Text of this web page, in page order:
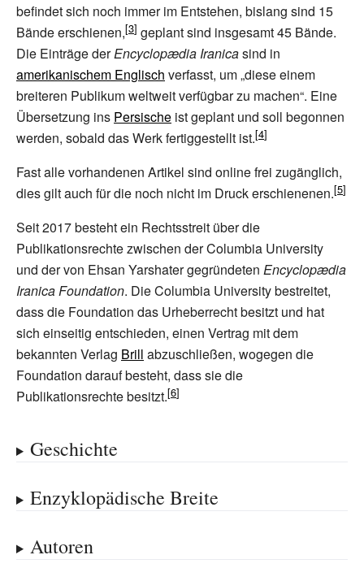
befindet sich noch immer im Entstehen, bislang sind 15
Bände erschienen,
geplant sind insgesamt 45 Bände.
Die Einträge derEncyclopædia Iranicasind in
amerikanischem Englisch verfasst, um „diese einem
breiteren Publikum weltweit verfügbar zu machen“. Eine
Übersetzung ins Persische ist geplant und soll begonnen
werden, sobald das Werk fertiggestellt ist.
Fast alle vorhandenen Artikel sind online frei zugänglich,
dies gilt auch für die noch nicht im Druck erschienenen.
Seit 2017 besteht ein Rechtsstreit über die
Publikationsrechte zwischen der Columbia University
und der von Ehsan Yarshater gegründeten Encyclopædia
Iranica Foundation. Die Columbia University bestreitet,
dass die Foundation das Urheberrecht besitzt und hat
sich einseitig entschieden, einen Vertrag mit dem
bekannten Verlag Brill abzuschließen, wogegen die
Foundation darauf besteht, dass sie die
Publikationsrechte besitzt.
Geschichte
Enzyklopädische Breite
Autoren